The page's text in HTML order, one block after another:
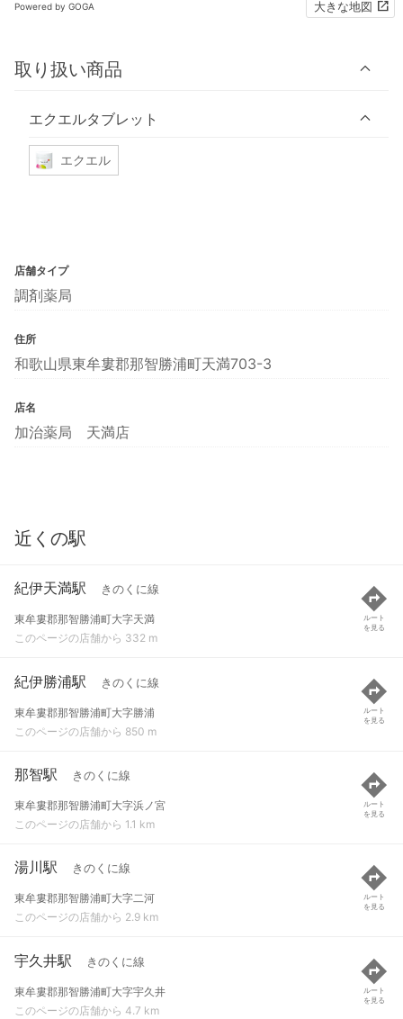
Powered by GOGA 大きな地図
取り扱い商品
エクエルタブレット
エクエル
店舗タイプ
調剤薬局
住所
和歌山県東牟婁郡那智勝浦町天満703-3
店名
加治薬局 天満店
近くの駅
紀伊天満駅 きのくに線
東牟婁郡那智勝浦町大字天満
このページの店舗から 332 m
ルート
を見る
紀伊勝浦駅 きのくに線
東牟婁郡那智勝浦町大字勝浦
このページの店舗から 850 m
ルート
を見る
那智駅 きのくに線
東牟婁郡那智勝浦町大字浜ノ宮
このページの店舗から 1.1 km
ルート
を見る
湯川駅 きのくに線
東牟婁郡那智勝浦町大字二河
このページの店舗から 2.9 km
ルート
を見る
宇久井駅 きのくに線
東牟婁郡那智勝浦町大字宇久井
このページの店舗から 4.7 km
ルート
を見る